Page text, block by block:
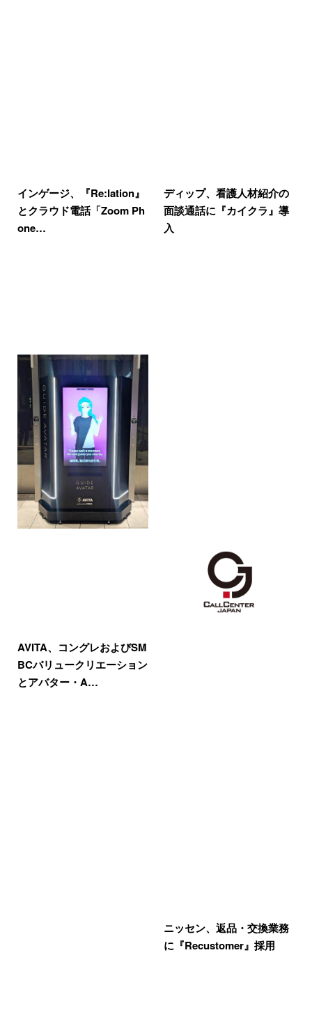
インゲージ、『Re:lation』
とクラウド電話「Zoom Ph
one…
ディップ、看護人材紹介の
面談通話に『カイクラ』導
入
AVITA、コングレおよびSM
BCバリュークリエーション
とアバター・A…
ニッセン、返品・交換業務
に『Recustomer』採用